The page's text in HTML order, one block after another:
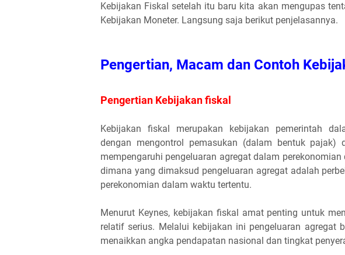
Kebijakan Fiskal setelah itu baru kita akan mengupas
Kebijakan Moneter. Langsung saja berikut penjelasannya.
Pengertian, Macam dan Contoh
Pengertian Kebijakan fiskal
Kebijakan fiskal merupakan kebijakan pemerintah
dengan mengontrol pemasukan (dalam bentuk pajak)
mempengaruhi pengeluaran agregat dalam
dimana yang dimaksud pengeluaran agregat adalah
perekonomian dalam waktu tertentu.
Menurut Keynes, kebijakan fiskal amat penting untuk
relatif serius. Melalui kebijakan ini pengeluaran agregat
menaikkan angka pendapatan nasional dan tingkat